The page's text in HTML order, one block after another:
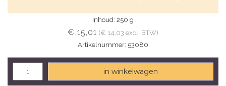
Inhoud: 250 g
€ 15,01 (€ 14,03 excl. BTW)
Artikelnummer: 53080
in winkelwagen